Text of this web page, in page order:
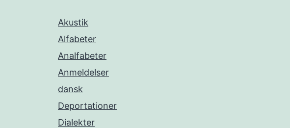
Akustik
Alfabeter
Analfabeter
Anmeldelser
dansk
Deportationer
Dialekter